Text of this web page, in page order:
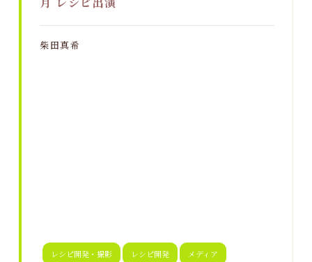
柴田真希
レシピ開発・撮影 レシピ開発 メディア